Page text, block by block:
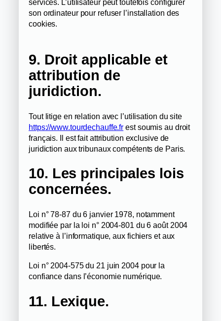
services. L’utilisateur peut toutefois configurer
son ordinateur pour refuser l’installation des
cookies.
9. Droit applicable et
attribution de
juridiction.
Tout litige en relation avec l’utilisation du site
https://www.tourdechauffe.fr est soumis au droit
français. Il est fait attribution exclusive de
juridiction aux tribunaux compétents de Paris.
10. Les principales lois
concernées.
Loi n° 78-87 du 6 janvier 1978, notamment
modifiée par la loi n° 2004-801 du 6 août 2004
relative à l’informatique, aux fichiers et aux
libertés.
Loi n° 2004-575 du 21 juin 2004 pour la
confiance dans l’économie numérique.
11. Lexique.